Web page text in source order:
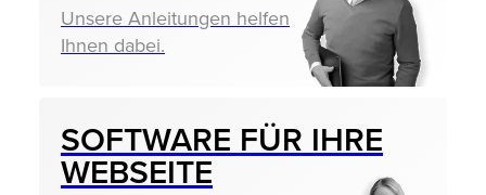
Unsere Anleitungen helfen
Ihnen dabei.
SOFTWARE FÜR IHRE
WEBSEITE